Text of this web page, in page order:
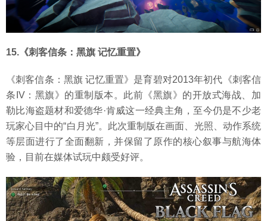
15.《刺客信条：黑旗 记忆重置》
《刺客信条：黑旗 记忆重置》是育碧对2013年初代《刺客信
条IV：黑旗》的重制版本。此前《黑旗》的开放式海战、加
勒比海盗题材和爱德华·肯威这一经典主角，至今仍是不少老
玩家心目中的“白月光”。此次重制版在画面、光照、动作系统
等层面进行了全面翻新，并保留了原作的核心叙事与航海体
验，目前在媒体试玩中颇受好评。